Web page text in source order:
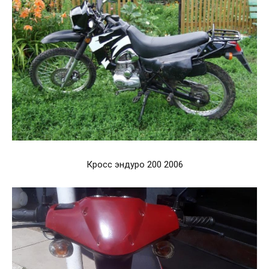
Кросс эндуро 200 2006